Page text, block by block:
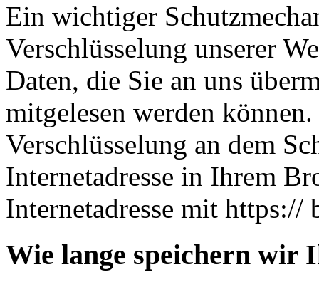
Ein wichtiger
Verschlüsselung unserer
Daten, die Sie an uns
mitgelesen werden
Verschlüsselung an dem
Internetadresse in Ihrem
Internetadresse mit
Wie lange speichern wir